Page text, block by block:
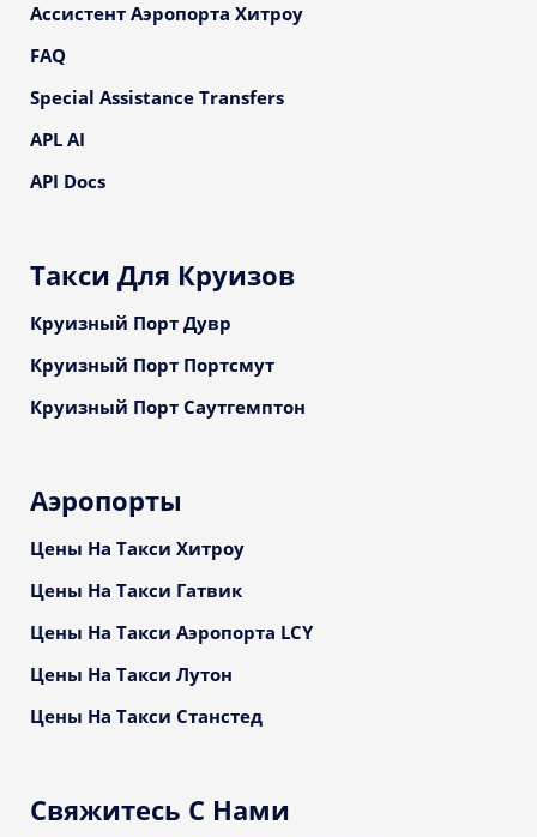
Ассистент Аэропорта Хитроу
FAQ
Special Assistance Transfers
APL AI
API Docs
Такси Для Круизов
Круизный Порт Дувр
Круизный Порт Портсмут
Круизный Порт Саутгемптон
Аэропорты
Цены На Такси Хитроу
Цены На Такси Гатвик
Цены На Такси Аэропорта LCY
Цены На Такси Лутон
Цены На Такси Станстед
Свяжитесь С Нами